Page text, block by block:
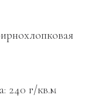
240 г/кв.м